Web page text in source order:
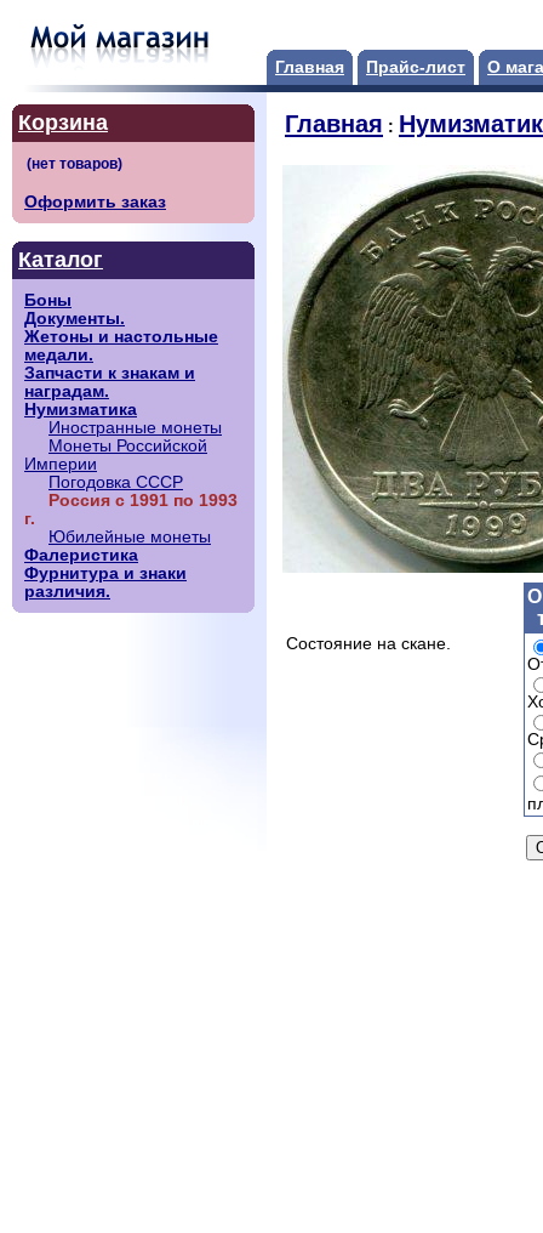
Главная Прайс-лист О
Корзина
Оформить заказ
Каталог
Боны
Документы.
Жетоны и настольные
медали.
Запчасти к знакам и
наградам.
Нумизматика
Иностранные монеты
Монеты Российской
Империи
Погодовка СССР
Россия с 1991 по 1993
г.
Юбилейные монеты
Фалеристика
Фурнитура и знаки
различия.
Главная :
Состояние на скане.